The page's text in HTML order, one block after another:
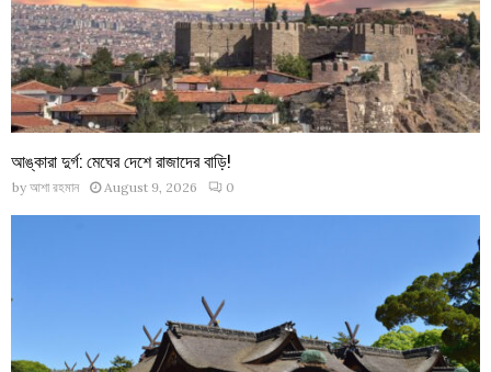
আঙ্কারা দুর্গ: মেঘের দেশে রাজাদের বাড়ি!
by আশা রহমান August 9, 2026 0